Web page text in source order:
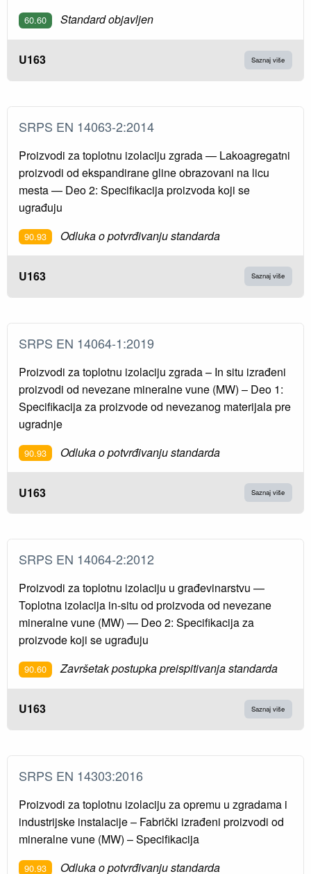
60.60 Standard objavljen
U163 Saznaj više
SRPS EN 14063-2:2014
Proizvodi za toplotnu izolaciju zgrada — Lakoagregatni
proizvodi od ekspandirane gline obrazovani na licu
mesta — Deo 2: Specifikacija proizvoda koji se
ugrađuju
90.93 Odluka o potvrđivanju standarda
U163 Saznaj više
SRPS EN 14064-1:2019
Proizvodi za toplotnu izolaciju zgrada – In situ izrađeni
proizvodi od nevezane mineralne vune (MW) – Deo 1:
Specifikacija za proizvode od nevezanog materijala pre
ugradnje
90.93 Odluka o potvrđivanju standarda
U163 Saznaj više
SRPS EN 14064-2:2012
Proizvodi za toplotnu izolaciju u građevinarstvu —
Toplotna izolacija in-situ od proizvoda od nevezane
mineralne vune (MW) — Deo 2: Specifikacija za
proizvode koji se ugrađuju
90.60 Završetak postupka preispitivanja standarda
U163 Saznaj više
SRPS EN 14303:2016
Proizvodi za toplotnu izolaciju za opremu u zgradama i
industrijske instalacije – Fabrički izrađeni proizvodi od
mineralne vune (MW) – Specifikacija
90.93 Odluka o potvrđivanju standarda